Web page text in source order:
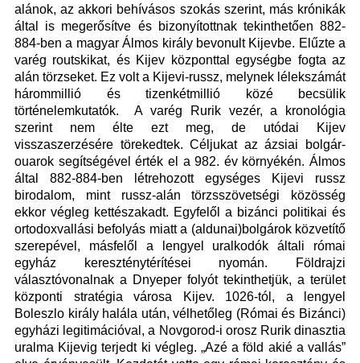
alánok, az akkori behívásos szokás szerint, más krónikák
által is megerősítve és bizonyítottnak tekinthetően 882-
884-ben a magyar Álmos király bevonult Kijevbe. Elűzte a
varég routskikat, és Kijev központtal egységbe fogta az
alán törzseket. Ez volt a Kijevi-russz, melynek lélekszámát
hárommillió és tizenkétmillió közé becsülik
történelemkutatók. A varég Rurik vezér, a kronológia
szerint nem élte ezt meg, de utódai Kijev
visszaszerzésére törekedtek. Céljukat az ázsiai bolgár-
ouarok segítségével érték el a 982. év környékén. Álmos
által 882-884-ben létrehozott egységes Kijevi russz
birodalom, mint russz-alán törzsszövetségi közösség
ekkor végleg kettészakadt. Egyfelől a bizánci politikai és
ortodoxvallási befolyás miatt a (aldunai)bolgárok közvetítő
szerepével, másfelől a lengyel uralkodók általi római
egyház kereszténytérítései nyomán. Földrajzi
választóvonalnak a Dnyeper folyót tekinthetjük, a terület
központi stratégia városa Kijev. 1026-tól, a lengyel
Boleszlo király halála után, vélhetőleg (Római és Bizánci)
egyházi legitimációval, a Novgorod-i orosz Rurik dinasztia
uralma Kijevig terjedt ki végleg. „Azé a föld akié a vallás”